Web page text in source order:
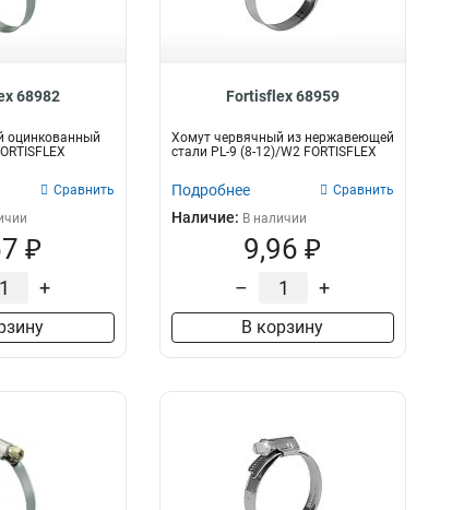
68982
оцинкованный
Сравнить
₽
+
Fortisflex 68959
Хомут червячный из нержавеющей
стали PL-9 (8-12)/W2 FORTISFLEX
Подробнее Сравнить
Наличие: В наличии
9,96 ₽
– +
В корзину